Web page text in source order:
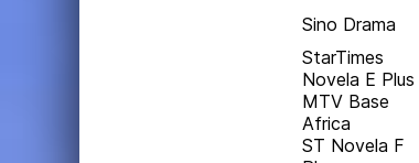
Sino Drama
StarTimes
Novela E Plus
MTV Base
Africa
ST Novela F